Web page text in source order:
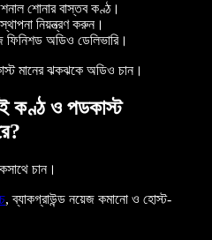
শোনার বাস্তব কণ্ঠ।
নিয়ন্ত্রণ করুন।
ফিনিশড অডিও ডেলিভারি।
মানের ঝকঝকে অডিও চান।
কণ্ঠ ও পডকাস্ট
চান।
, ব্যাকগ্রাউন্ড নয়েজ কমানো ও হোস্ট-